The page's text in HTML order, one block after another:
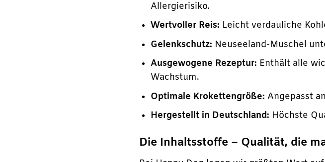
Allergierisiko.
Wertvoller Reis: Leicht verdauliche
Gelenkschutz: Neuseeland-Muschel
Ausgewogene Rezeptur: Enthält alle
Wachstum.
Optimale Krokettengröße: Angepasst
Hergestellt in Deutschland: Höchste
Die Inhaltsstoffe – Qualität, die